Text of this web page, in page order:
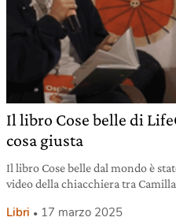
Il libro Cose belle di
cosa giusta
Il libro Cose belle dal mondo è
video della chiacchiera tra
Libri 17 marzo 2025